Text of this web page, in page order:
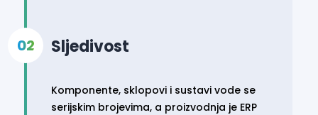
Sljedivost
Komponente, sklopovi i sustavi vode se
serijskim brojevima, a proizvodnja je ERP